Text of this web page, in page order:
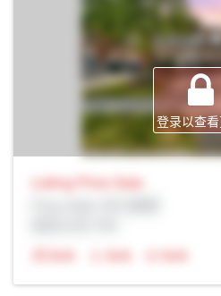
登录以查
Listing Price Sale
N/A
N/A N/A